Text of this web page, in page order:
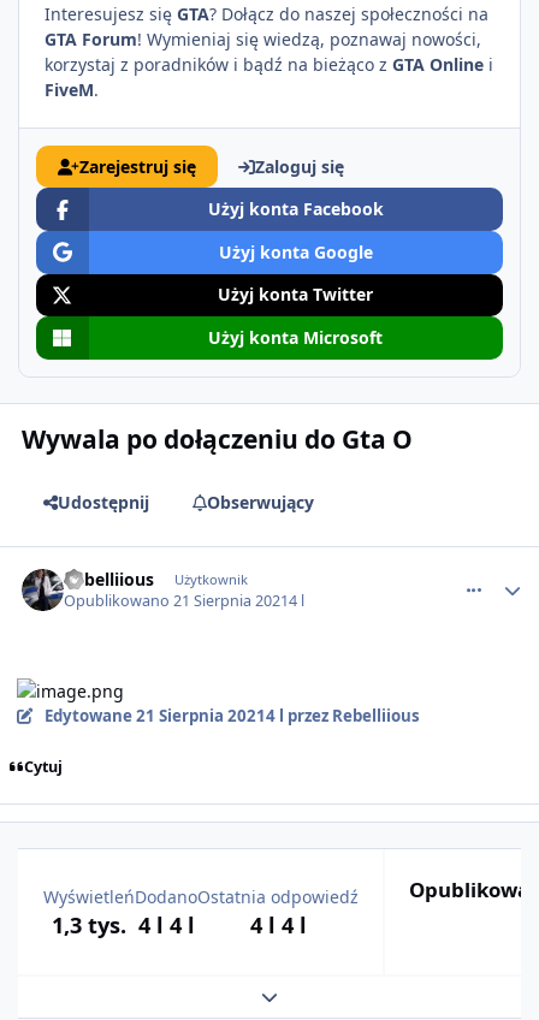
Interesujesz się GTA? Dołącz do naszej społeczności na
GTA Forum! Wymieniaj się wiedzą, poznawaj nowości,
korzystaj z poradników i bądź na bieżąco z GTA Online i
FiveM.
Zarejestruj się
Zaloguj się
Użyj konta Facebook
Użyj konta Google
Użyj konta Twitter
Użyj konta Microsoft
Wywala po dołączeniu do Gta O
Udostępnij Obserwujący
Rebelliious Użytkownik
Opublikowano21 Sierpnia 20214 l
Edytowane21 Sierpnia 20214 l przez Rebelliious
Cytuj
Wyświetleń
1,3 tys.
Dodano
4 l 4 l
Ostatnia odpowiedź
4 l 4 l
Rozwiń podsumowanie tematu